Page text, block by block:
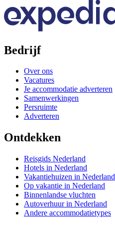
Bedrijf
Over ons
Vacatures
Je accommodatie adverteren
Samenwerkingen
Persruimte
Adverteren
Ontdekken
Reisgids Nederland
Hotels in Nederland
Vakantiehuizen in Nederland
Op vakantie in Nederland
Binnenlandse vluchten
Autoverhuur in Nederland
Andere accommodatietypes